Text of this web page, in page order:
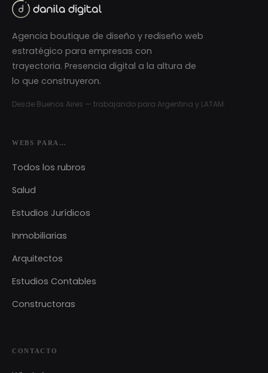
Agencia boutique de diseño y rediseño web
estratégico para empresas con
trayectoria. Presencia digital a la altura de
lo que construyeron.
Desde Buenos Aires — trabajando para Argentina y LATAM.
WEBS PARA…
Todos los rubros
Salud
Estudios Jurídicos
Inmobiliarias
Arquitectos
Estudios Contables
Constructoras
CONTACTO